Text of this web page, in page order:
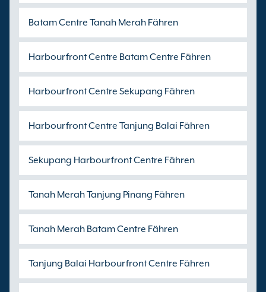
Batam Centre Tanah Merah Fähren
Harbourfront Centre Batam Centre Fähren
Harbourfront Centre Sekupang Fähren
Harbourfront Centre Tanjung Balai Fähren
Sekupang Harbourfront Centre Fähren
Tanah Merah Tanjung Pinang Fähren
Tanah Merah Batam Centre Fähren
Tanjung Balai Harbourfront Centre Fähren